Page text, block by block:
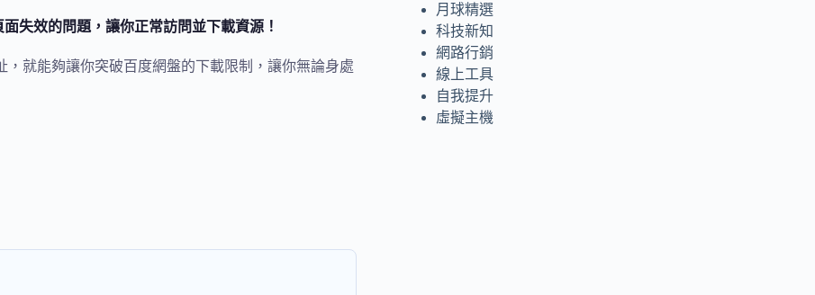
失效的問題，讓你正常訪問並下載資源！
就能夠讓你突破百度網盤的下載限制，讓你無論身處
月球精選
科技新知
網路行銷
線上工具
自我提升
虛擬主機